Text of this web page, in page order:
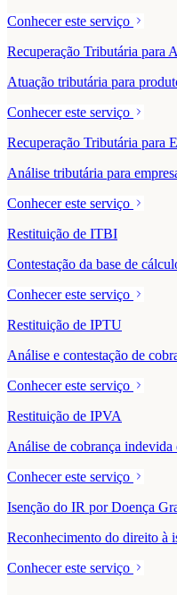
Conhecer este serviço
Recuperação Tributária para
Atuação tributária para
Conhecer este serviço
Recuperação Tributária para
Análise tributária para
Conhecer este serviço
Restituição de ITBI
Contestação da base de
Conhecer este serviço
Restituição de IPTU
Análise e contestação de
Conhecer este serviço
Restituição de IPVA
Análise de cobrança
Conhecer este serviço
Isenção do IR por Doença
Reconhecimento do direito à
Conhecer este serviço